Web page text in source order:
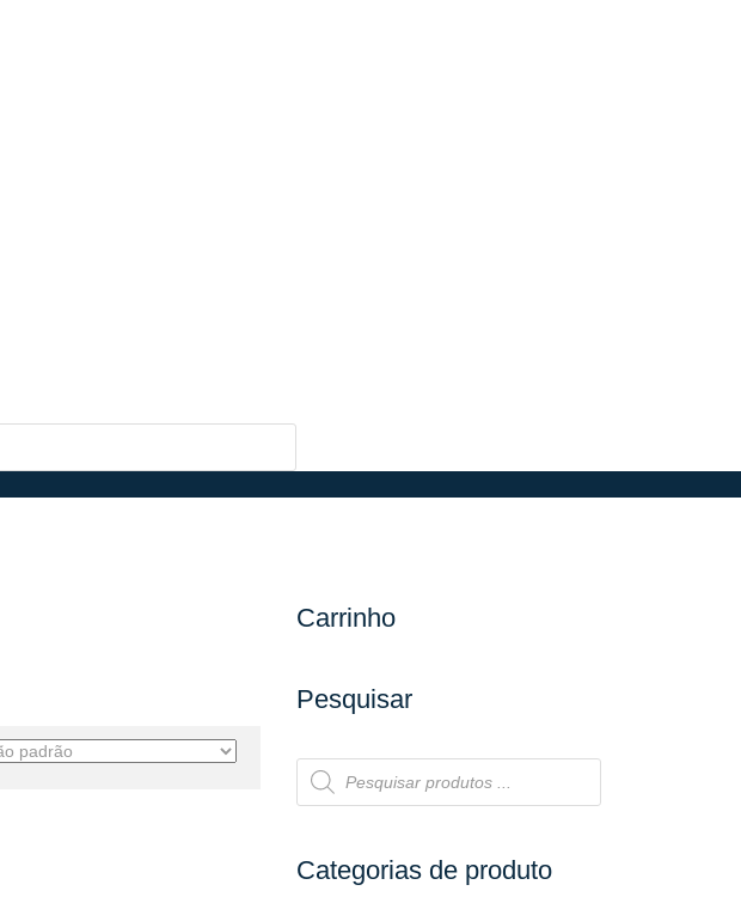
Carrinho
Pesquisar
Products
search
Categorias de produto